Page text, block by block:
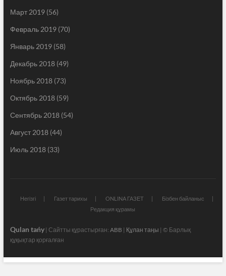
Март 2019(56)
Февраль 2019(70)
Январь 2019(58)
Декабрь 2018(49)
Ноябрь 2018(73)
Октябрь 2018(59)
Сентябрь 2018(54)
Август 2018(44)
Июль 2018(33)
Негізгі Газет тарихы ONLINA ГАЗЕТ
Бізбен байланыс
Редакция құрамы
Qulan tańy| Сайтты құрастырған: ABB | Құлан таңы | © Барлық
құқықтар қорғалған